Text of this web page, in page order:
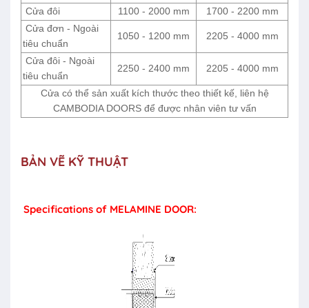
Cửa đôi
1100 - 2000 mm
1700 - 2200 mm
Cửa đơn - Ngoài
tiêu chuẩn
1050 - 1200 mm 2205 - 4000 mm
Cửa đôi - Ngoài
tiêu chuẩn
2250 - 2400 mm 2205 - 4000 mm
Cửa có thể sản xuất kích thước theo thiết kế, liên hệ
CAMBODIA DOORS để được nhân viên tư vấn
BẢN VẼ KỸ THUẬT
Specifications of MELAMINE DOOR: